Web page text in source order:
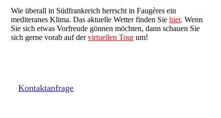
Wie überall in Südfrankreich herrscht in Faugères ein
mediteranes Klima. Das aktuelle Wetter finden Siehier. Wenn
Sie sich etwas Vorfreude gönnen möchten, dann schauen Sie
sich gerne vorab auf dervirtuellen Tourum!
Kontaktanfrage